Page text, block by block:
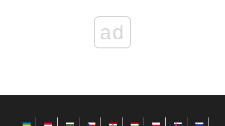
ad